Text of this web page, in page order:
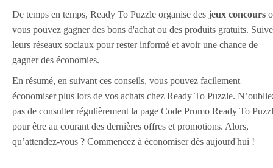
De temps en temps, Ready To Puzzle organise des jeux concours
vous pouvez gagner des bons d'achat ou des produits gratuits.
leurs réseaux sociaux pour rester informé et avoir une chance de
gagner des économies.
En résumé, en suivant ces conseils, vous pouvez facilement
économiser plus lors de vos achats chez Ready To Puzzle.
pas de consulter régulièrement la page Code Promo Ready To
pour être au courant des dernières offres et promotions. Alors,
qu’attendez-vous ? Commencez à économiser dès aujourd'hui !